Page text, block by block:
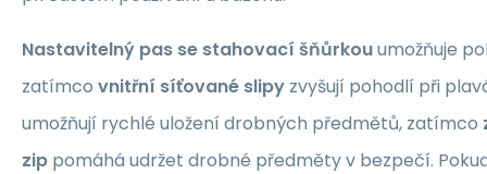
Nastavitelný pas se stahovací šňůrkouumožňuje
zatímco vnitřní síťované slipy zvyšují pohodlí při
umožňují rychlé uložení drobných předmětů, zatímco
zip pomáhá udržet drobné předměty v bezpečí.